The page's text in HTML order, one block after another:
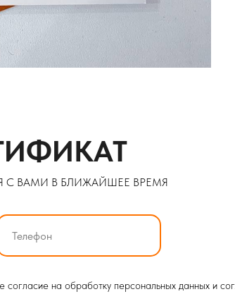
С ВАМИ В БЛИЖАЙШЕЕ ВРЕМЯ
согласие на обработку персональных данных и